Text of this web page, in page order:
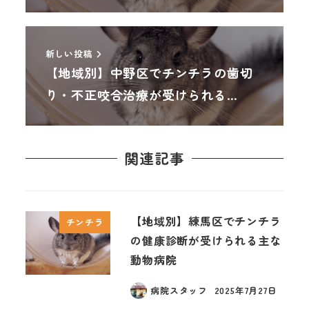
新しい投稿
【地域別】中野区でチンチラの歯切
り・不正咬合治療が受けられる…
関連記事
チンチラ
【地域別】練馬区でチンチラ
の健康診断が受けられる主な
動物病院
病院スタッフ 2025年7月27日